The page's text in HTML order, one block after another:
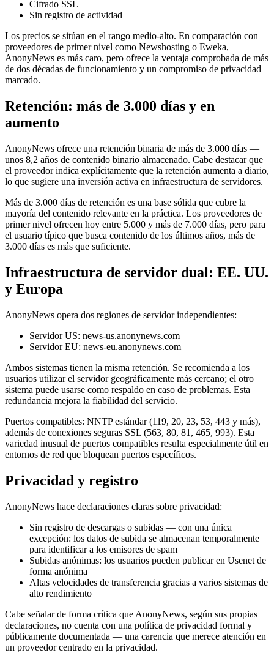
Cifrado SSL
Sin registro de actividad
Los precios se sitúan en el rango medio-alto. En comparación con
proveedores de primer nivel como Newshosting o Eweka,
AnonyNews es más caro, pero ofrece la ventaja comprobada de más
de dos décadas de funcionamiento y un compromiso de privacidad
marcado.
Retención: más de 3.000 días y en
aumento
AnonyNews ofrece una retención binaria de más de 3.000 días —
unos 8,2 años de contenido binario almacenado. Cabe destacar que
el proveedor indica explícitamente que la retención aumenta a diario,
lo que sugiere una inversión activa en infraestructura de servidores.
Más de 3.000 días de retención es una base sólida que cubre la
mayoría del contenido relevante en la práctica. Los proveedores de
primer nivel ofrecen hoy entre 5.000 y más de 7.000 días, pero para
el usuario típico que busca contenido de los últimos años, más de
3.000 días es más que suficiente.
Infraestructura de servidor dual: EE. UU.
y Europa
AnonyNews opera dos regiones de servidor independientes:
Servidor US: news-us.anonynews.com
Servidor EU: news-eu.anonynews.com
Ambos sistemas tienen la misma retención. Se recomienda a los
usuarios utilizar el servidor geográficamente más cercano; el otro
sistema puede usarse como respaldo en caso de problemas. Esta
redundancia mejora la fiabilidad del servicio.
Puertos compatibles: NNTP estándar (119, 20, 23, 53, 443 y más),
además de conexiones seguras SSL (563, 80, 81, 465, 993). Esta
variedad inusual de puertos compatibles resulta especialmente útil en
entornos de red que bloquean puertos específicos.
Privacidad y registro
AnonyNews hace declaraciones claras sobre privacidad:
Sin registro de descargas o subidas — con una única
excepción: los datos de subida se almacenan temporalmente
para identificar a los emisores de spam
Subidas anónimas: los usuarios pueden publicar en Usenet de
forma anónima
Altas velocidades de transferencia gracias a varios sistemas de
alto rendimiento
Cabe señalar de forma crítica que AnonyNews, según sus propias
declaraciones, no cuenta con una política de privacidad formal y
públicamente documentada — una carencia que merece atención en
un proveedor centrado en la privacidad.